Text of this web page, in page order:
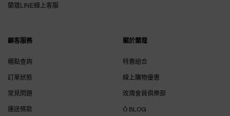
蘭蔻LINE線上客服
顧客服務
櫃點查詢
訂單狀態
常見問題
運送條款
關於蘭蔻
特惠組合
線上購物優惠
玫瑰會員俱樂部
Ô BLOG